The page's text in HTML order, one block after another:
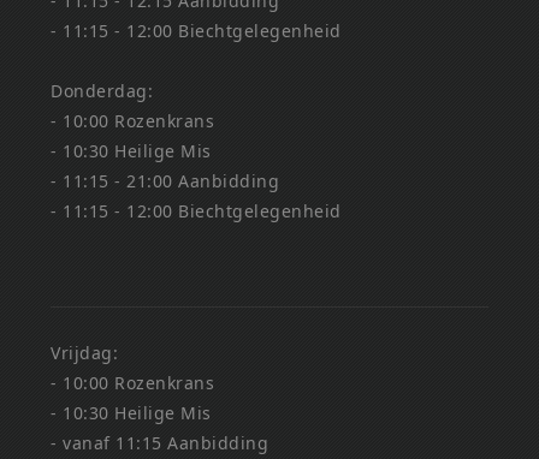
- 11:15 - 12:00 Biechtgelegenheid
Donderdag:
- 10:00 Rozenkrans
- 10:30 Heilige Mis
- 11:15 - 21:00 Aanbidding
- 11:15 - 12:00 Biechtgelegenheid
Vrijdag:
- 10:00 Rozenkrans
- 10:30 Heilige Mis
- vanaf 11:15 Aanbidding